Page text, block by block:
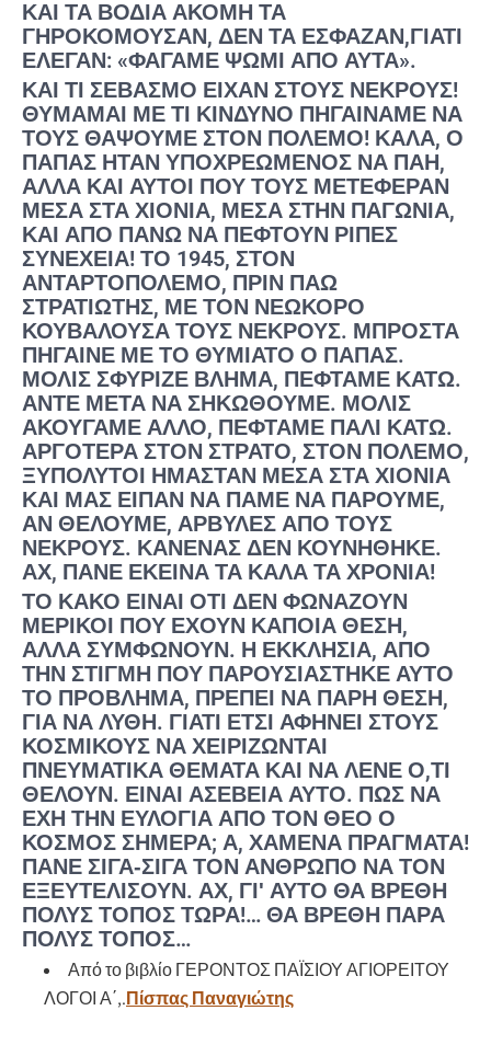
ΚΑΙ ΤΑ ΒΌΔΙΑ ΑΚΌΜΗ ΤΑ
ΓΗΡΟΚΟΜΟΎΣΑΝ, ΔΕΝ ΤΑ ΈΣΦΑΖΑΝ,ΓΙΑΤΊ
ΈΛΕΓΑΝ: «ΦΆΓΑΜΕ ΨΩΜΊ ΑΠΌ ΑΥΤΆ».
ΚΑΙ ΤΊ ΣΕΒΑΣΜΌ ΕΊΧΑΝ ΣΤΟΥΣ ΝΕΚΡΟΎΣ!
ΘΥΜΆΜΑΙ ΜΕ ΤΊ ΚΊΝΔΥΝΟ ΠΗΓΑΊΝΑΜΕ ΝΑ
ΤΟΥΣ ΘΆΨΟΥΜΕ ΣΤΟΝ ΠΌΛΕΜΟ! ΚΑΛΆ, Ο
ΠΑΠΆΣ ΉΤΑΝ ΥΠΟΧΡΕΩΜΈΝΟΣ ΝΑ ΠΆΗ,
ΑΛΛΆ ΚΑΙ ΑΥΤΟΊ ΠΟΥ ΤΟΥΣ ΜΕΤΈΦΕΡΑΝ
ΜΈΣΑ ΣΤΑ ΧΙΌΝΙΑ, ΜΈΣΑ ΣΤΗΝ ΠΑΓΩΝΙΆ,
ΚΑΙ ΑΠΌ ΠΆΝΩ ΝΑ ΠΈΦΤΟΥΝ ΡΙΠΈΣ
ΣΥΝΈΧΕΙΑ! ΤΟ 1945, ΣΤΟΝ
ΑΝΤΑΡΤΟΠΌΛΕΜΟ, ΠΡΙΝ ΠΆΩ
ΣΤΡΑΤΙΏΤΗΣ, ΜΕ ΤΟΝ ΝΕΩΚΌΡΟ
ΚΟΥΒΑΛΟΎΣΑ ΤΟΥΣ ΝΕΚΡΟΎΣ. ΜΠΡΟΣΤΆ
ΠΉΓΑΙΝΕ ΜΕ ΤΟ ΘΥΜΙΑΤΌ Ο ΠΑΠΆΣ.
ΜΌΛΙΣ ΣΦΎΡΙΖΕ ΒΛΉΜΑ, ΠΈΦΤΑΜΕ ΚΆΤΩ.
ΆΝΤΕ ΜΕΤΆ ΝΑ ΣΗΚΩΘΟΎΜΕ. ΜΌΛΙΣ
ΑΚΟΎΓΑΜΕ ΆΛΛΟ, ΠΈΦΤΑΜΕ ΠΆΛΙ ΚΆΤΩ.
ΑΡΓΌΤΕΡΑ ΣΤΟΝ ΣΤΡΑΤΌ, ΣΤΟΝ ΠΌΛΕΜΟ,
ΞΥΠΌΛΥΤΟΙ ΉΜΑΣΤΑΝ ΜΈΣΑ ΣΤΑ ΧΙΌΝΙΑ
ΚΑΙ ΜΑΣ ΕΊΠΑΝ ΝΑ ΠΆΜΕ ΝΑ ΠΆΡΟΥΜΕ,
ΑΝ ΘΈΛΟΥΜΕ, ΑΡΒΎΛΕΣ ΑΠΌ ΤΟΥΣ
ΝΕΚΡΟΎΣ. ΚΑΝΈΝΑΣ ΔΕΝ ΚΟΥΝΉΘΗΚΕ.
ΆΧ, ΠΆΝΕ ΕΚΕΊΝΑ ΤΑ ΚΑΛΆ ΤΑ ΧΡΌΝΙΑ!
ΤΟ ΚΑΚΌ ΕΊΝΑΙ ΌΤΙ ΔΕΝ ΦΩΝΆΖΟΥΝ
ΜΕΡΙΚΟΊ ΠΟΥ ΈΧΟΥΝ ΚΆΠΟΙΑ ΘΈΣΗ,
ΑΛΛΆ ΣΥΜΦΩΝΟΎΝ. Η ΕΚΚΛΗΣΊΑ, ΑΠΌ
ΤΗΝ ΣΤΙΓΜΉ ΠΟΥ ΠΑΡΟΥΣΙΆΣΤΗΚΕ ΑΥΤΌ
ΤΟ ΠΡΌΒΛΗΜΑ, ΠΡΈΠΕΙ ΝΑ ΠΆΡΗ ΘΈΣΗ,
ΓΙΑ ΝΑ ΛΥΘΉ. ΓΙΑΤΊ ΈΤΣΙ ΑΦΉΝΕΙ ΣΤΟΥΣ
ΚΟΣΜΙΚΟΎΣ ΝΑ ΧΕΙΡΊΖΩΝΤΑΙ
ΠΝΕΥΜΑΤΙΚΆ ΘΈΜΑΤΑ ΚΑΙ ΝΑ ΛΈΝΕ Ό,ΤΙ
ΘΈΛΟΥΝ. ΕΊΝΑΙ ΑΣΈΒΕΙΑ ΑΥΤΌ. ΠΏΣ ΝΑ
ΈΧΗ ΤΗΝ ΕΥΛΟΓΊΑ ΑΠΌ ΤΟΝ ΘΕΌ Ο
ΚΌΣΜΟΣ ΣΉΜΕΡΑ; Ά, ΧΑΜΈΝΑ ΠΡΆΓΜΑΤΑ!
ΠΆΝΕ ΣΙΓΆ‐ΣΙΓΆ ΤΟΝ ΆΝΘΡΩΠΟ ΝΑ ΤΟΝ
ΕΞΕΥΤΕΛΊΣΟΥΝ. ΆΧ, ΓΙʹ ΑΥΤΌ ΘΑ ΒΡΕΘΉ
ΠΟΛΎΣ ΤΌΠΟΣ ΤΏΡΑ!… ΘΑ ΒΡΕΘΉ ΠΆΡΑ
ΠΟΛΎΣ ΤΌΠΟΣ…
Από το βιβλίο ΓΕΡΟΝΤΟΣ ΠΑΪΣΙΟΥ ΑΓΙΟΡΕΙΤΟΥ
ΛΟΓΟΙ Α΄,.Πίσπας Παναγιώτης